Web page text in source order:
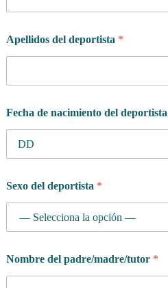
Apellidos del deportista *
Fecha de nacimiento del deportista
Sexo del deportista *
e
p
Nombre del padre/madre/tutor *